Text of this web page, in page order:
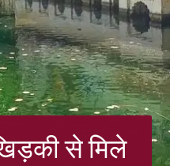
से मिले